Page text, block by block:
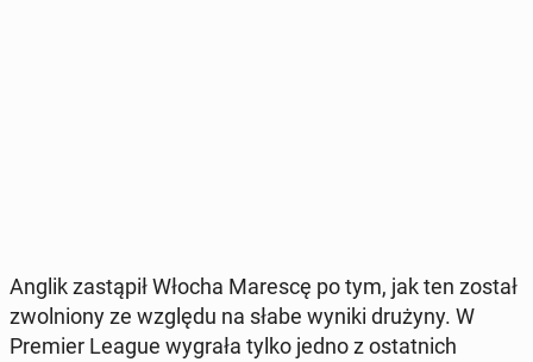
Anglik za­stą­pił Włocha Marescę po tym, jak ten został
zwol­nio­ny ze względu na słabe wyniki drużyny. W
Premier League wygrała tylko jedno z ostat­nich